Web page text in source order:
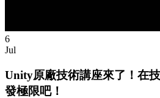
6
Jul
Unity原廠技術講座來了！在
發極限吧！